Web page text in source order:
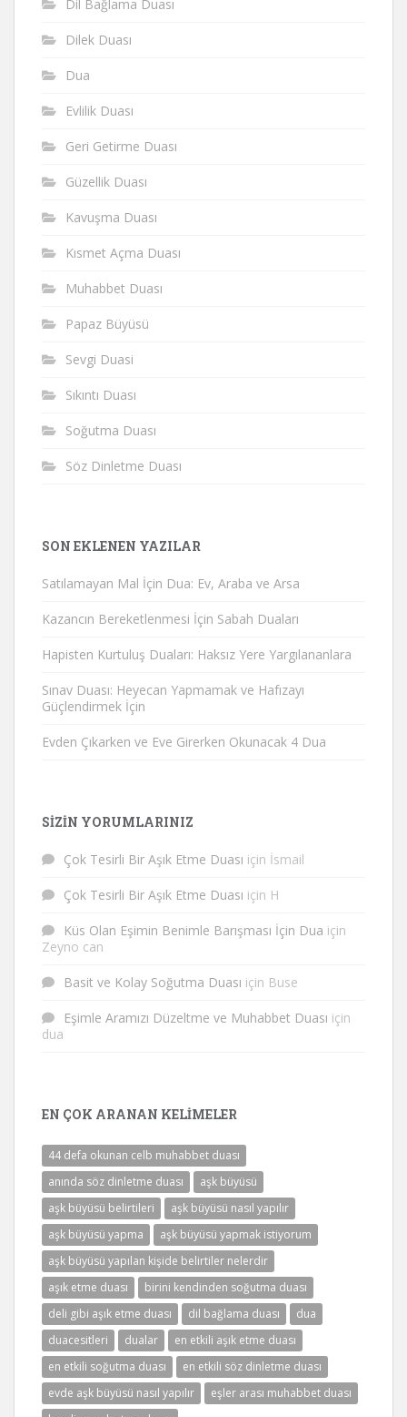
Dil Bağlama Duası
Dilek Duası
Dua
Evlilik Duası
Geri Getirme Duası
Güzellik Duası
Kavuşma Duası
Kısmet Açma Duası
Muhabbet Duası
Papaz Büyüsü
Sevgi Duasi
Sıkıntı Duası
Soğutma Duası
Söz Dinletme Duası
SON EKLENEN YAZILAR
Satılamayan Mal İçin Dua: Ev, Araba ve Arsa
Kazancın Bereketlenmesi İçin Sabah Duaları
Hapisten Kurtuluş Duaları: Haksız Yere Yargılananlara
Sınav Duası: Heyecan Yapmamak ve Hafızayı
Güçlendirmek İçin
Evden Çıkarken ve Eve Girerken Okunacak 4 Dua
SIZIN YORUMLARINIZ
Çok Tesirli Bir Aşık Etme Duası için İsmail
Çok Tesirli Bir Aşık Etme Duası için H
Küs Olan Eşimin Benimle Barışması İçin Dua için
Zeyno can
Basit ve Kolay Soğutma Duası için Buse
Eşimle Aramızı Düzeltme ve Muhabbet Duası için
dua
EN ÇOK ARANAN KELIMELER
44 defa okunan celb muhabbet duası
anında söz dinletme duası
aşk büyüsü
aşk büyüsü belirtileri
aşk büyüsü nasıl yapılır
aşk büyüsü yapma
aşk büyüsü yapmak istiyorum
aşk büyüsü yapılan kişide belirtiler nelerdir
aşık etme duası
birini kendinden soğutma duası
deli gibi aşık etme duası
dil bağlama duası
dua
duacesitleri
dualar
en etkili aşık etme duası
en etkili soğutma duası
en etkili söz dinletme duası
evde aşk büyüsü nasıl yapılır
eşler arası muhabbet duası